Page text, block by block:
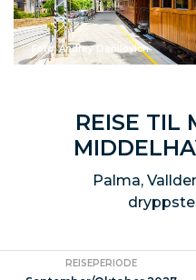
Foto: Andrey Danilovich
REISE TIL
Palma,
REISEPERIODE